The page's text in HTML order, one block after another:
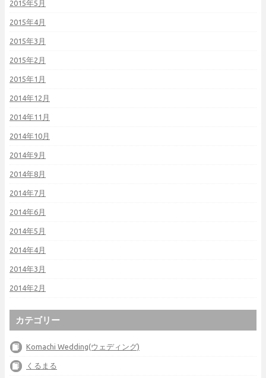
2015年5月
2015年4月
2015年3月
2015年2月
2015年1月
2014年12月
2014年11月
2014年10月
2014年9月
2014年8月
2014年7月
2014年6月
2014年5月
2014年4月
2014年3月
2014年2月
カテゴリー
Komachi Wedding(ウェディング)
くるまる